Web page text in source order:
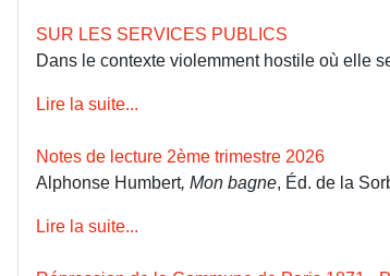
SUR LES SERVICES PUBLICS
Dans le contexte violemment hostile où elle
Lire la suite...
Notes de lecture 2ème trimestre 2026
Alphonse Humbert, Mon bagne, Éd. de la
Lire la suite...